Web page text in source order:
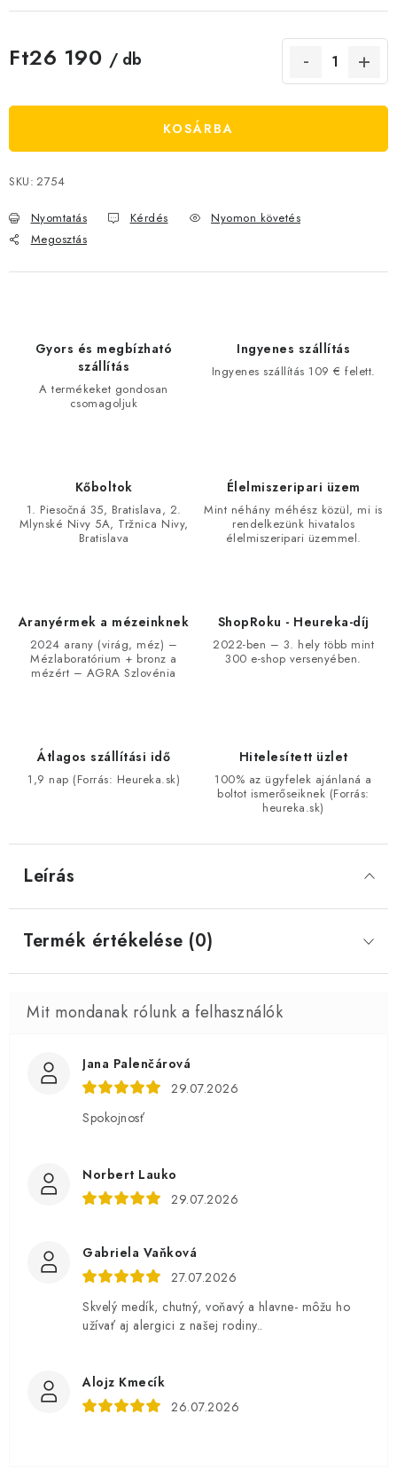
Írtak rólunk
Ft26 190 / db
KOSÁRBA
SKU: 2754
Nyomtatás Kérdés
Nyomon követés
Megosztás
Gyors és megbízható
szállítás
A termékeket gondosan
csomagoljuk
Ingyenes szállítás
Ingyenes szállítás 109 € felett.
Kőboltok
1. Piesočná 35, Bratislava, 2.
Mlynské Nivy 5A, Tržnica Nivy,
Bratislava
Élelmiszeripari üzem
Mint néhány méhész közül, mi is
rendelkezünk hivatalos
élelmiszeripari üzemmel.
Aranyérmek a mézeinknek
2024 arany (virág, méz) –
Mézlaboratórium + bronz a
mézért – AGRA Szlovénia
ShopRoku - Heureka-díj
2022-ben – 3. hely több mint
300 e-shop versenyében.
Átlagos szállítási idő
1,9 nap (Forrás: Heureka.sk)
Hitelesített üzlet
100% az ügyfelek ajánlaná a
boltot ismerőseiknek (Forrás:
heureka.sk)
Leírás
Termék értékelése (0)
Jana Palenčárová
29.07.2026
Spokojnosť
Norbert Lauko
29.07.2026
Gabriela Vaňková
27.07.2026
Skvelý medík, chutný, voňavý a hlavne- môžu ho
užívať aj alergici z našej rodiny..
Alojz Kmecík
26.07.2026